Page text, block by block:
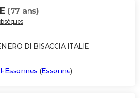
(77 ans)
DI BISACCIA ITALIE
Essonnes (Essonne)